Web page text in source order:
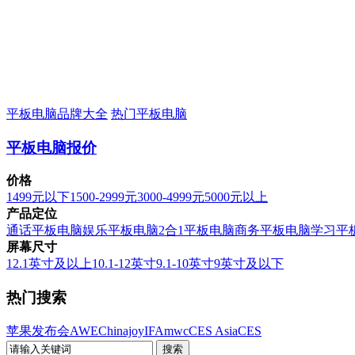
平板电脑品牌大全 热门平板电脑
平板电脑报价
价格
1499元以下1500-2999元3000-4999元5000元以上
产品定位
通话平板电脑娱乐平板电脑2合1平板电脑商务平板电脑学习平
屏幕尺寸
12.1英寸及以上10.1-12英寸9.1-10英寸9英寸及以下
热门搜索
苹果发布会AWEChinajoyIFAmwcCES AsiaCES